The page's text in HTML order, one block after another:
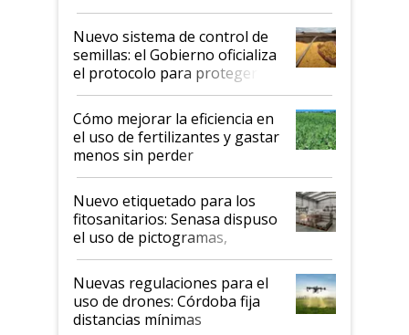
Nuevo sistema de control de
semillas: el Gobierno oficializa
el protocolo para proteger la
propiedad intelectual
Cómo mejorar la eficiencia en
el uso de fertilizantes y gastar
menos sin perder
productividad en la campaña
fina
Nuevo etiquetado para los
fitosanitarios: Senasa dispuso
el uso de pictogramas,
palabras de advertencia e
indicaciones
Nuevas regulaciones para el
uso de drones: Córdoba fija
distancias mínimas